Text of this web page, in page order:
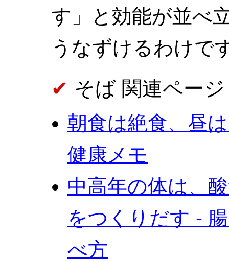
す」と効能が並べ
うなずけるわけで
そば 関連ページ
朝食は絶食、昼
健康メモ
中高年の体は、
をつくりだす -
べ方